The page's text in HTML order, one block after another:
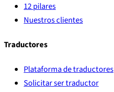
12 pilares
Nuestros clientes
Traductores
Plataforma de traductores
Solicitar ser traductor